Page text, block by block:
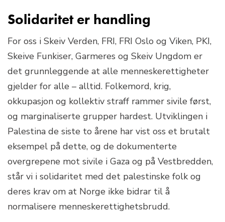
Solidaritet er handling
For oss i Skeiv Verden, FRI, FRI Oslo og Viken, PKI,
Skeive Funkiser, Garmeres og Skeiv Ungdom er
det grunnleggende at alle menneskerettigheter
gjelder for alle – alltid. Folkemord, krig,
okkupasjon og kollektiv straff rammer sivile først,
og marginaliserte grupper hardest. Utviklingen i
Palestina de siste to årene har vist oss et brutalt
eksempel på dette, og de dokumenterte
overgrepene mot sivile i Gaza og på Vestbredden,
står vi i solidaritet med det palestinske folk og
deres krav om at Norge ikke bidrar til å
normalisere menneskerettighetsbrudd.